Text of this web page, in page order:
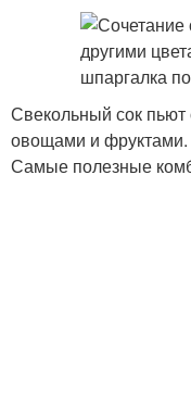
Свекольный сок пьют
овощами и фруктами.
Самые полезные